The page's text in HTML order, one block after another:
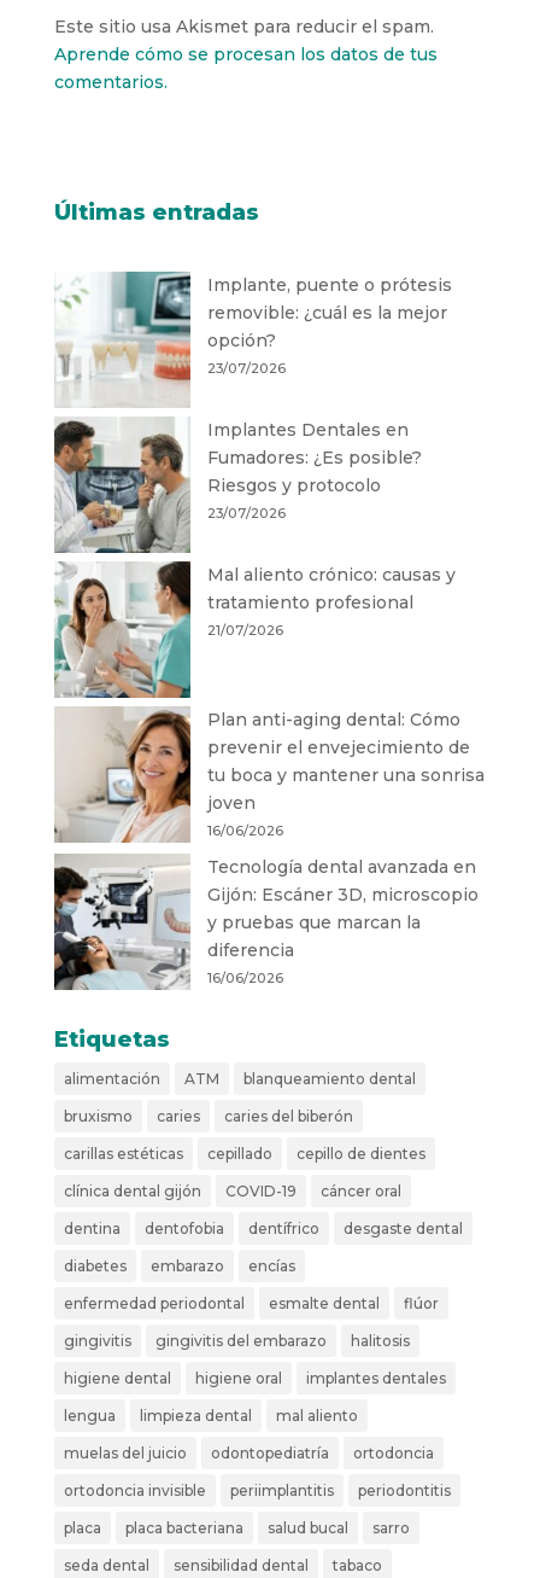
Este sitio usa Akismet para reducir el spam.
Aprende cómo se procesan los datos de tus
comentarios.
Últimas entradas
Implante, puente o prótesis
removible: ¿cuál es la mejor
opción?
23/07/2026
Implantes Dentales en
Fumadores: ¿Es posible?
Riesgos y protocolo
23/07/2026
Mal aliento crónico: causas y
tratamiento profesional
21/07/2026
Plan anti-aging dental: Cómo
prevenir el envejecimiento de
tu boca y mantener una sonrisa
joven
16/06/2026
Tecnología dental avanzada en
Gijón: Escáner 3D, microscopio
y pruebas que marcan la
diferencia
16/06/2026
Etiquetas
alimentación ATM blanqueamiento dental
bruxismo caries caries del biberón
carillas estéticas cepillado cepillo de dientes
clínica dental gijón COVID-19 cáncer oral
dentina dentofobia dentífrico desgaste dental
diabetes embarazo encías
enfermedad periodontal esmalte dental flúor
gingivitis gingivitis del embarazo halitosis
higiene dental higiene oral implantes dentales
lengua limpieza dental mal aliento
muelas del juicio odontopediatría ortodoncia
ortodoncia invisible periimplantitis periodontitis
placa placa bacteriana salud bucal sarro
seda dental sensibilidad dental tabaco